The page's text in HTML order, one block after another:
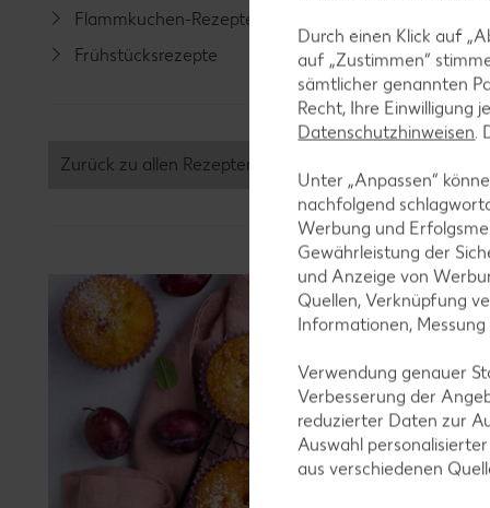
Flammkuchen-Rezepte
Frühstücksrezepte
Grill-
Zurück zu allen Rezepten
Durch einen Klick auf
auf „Zustimmen“
sämtlicher genannten
Recht, Ihre Einwilligung
Datenschutzhinweisen.
Unter „Anpassen“
nachfolgend
Werbung und
Gewährleistung der
und Anzeige von
Quellen, Verknüpfung
Informationen,
Verwendung genauer
Verbesserung der
reduzierter Daten zur
Auswahl
aus verschiedenen